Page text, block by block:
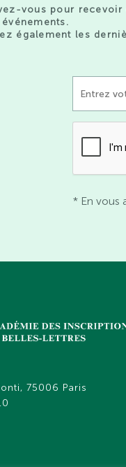
vous pour recevoir
également les
* En vous
75006 Paris